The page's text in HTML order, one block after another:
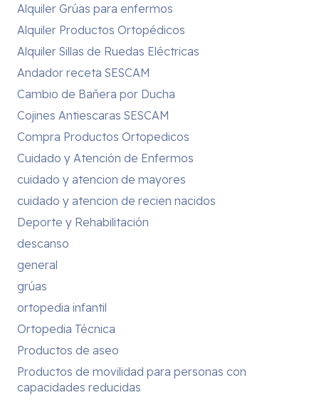
Alquiler Grúas para enfermos
Alquiler Productos Ortopédicos
Alquiler Sillas de Ruedas Eléctricas
Andador receta SESCAM
Cambio de Bañera por Ducha
Cojines Antiescaras SESCAM
Compra Productos Ortopedicos
Cuidado y Atención de Enfermos
cuidado y atencion de mayores
cuidado y atencion de recien nacidos
Deporte y Rehabilitación
descanso
general
grúas
ortopedia infantil
Ortopedia Técnica
Productos de aseo
Productos de movilidad para personas con
capacidades reducidas